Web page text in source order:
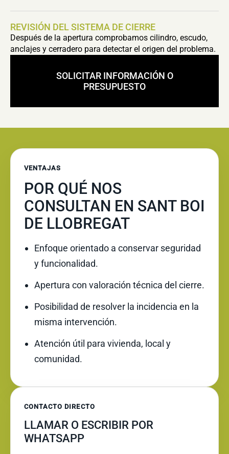
REVISIÓN DEL SISTEMA DE CIERRE
Después de la apertura comprobamos cilindro, escudo,
anclajes y cerradero para detectar el origen del problema.
SOLICITAR INFORMACIÓN O
PRESUPUESTO
VENTAJAS
POR QUÉ NOS
CONSULTAN EN SANT BOI
DE LLOBREGAT
Enfoque orientado a conservar seguridad
y funcionalidad.
Apertura con valoración técnica del cierre.
Posibilidad de resolver la incidencia en la
misma intervención.
Atención útil para vivienda, local y
comunidad.
CONTACTO DIRECTO
LLAMAR O ESCRIBIR POR
WHATSAPP